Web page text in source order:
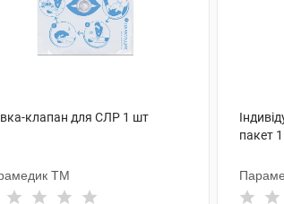
клапан для СЛР 1 шт
ТМ
пакет